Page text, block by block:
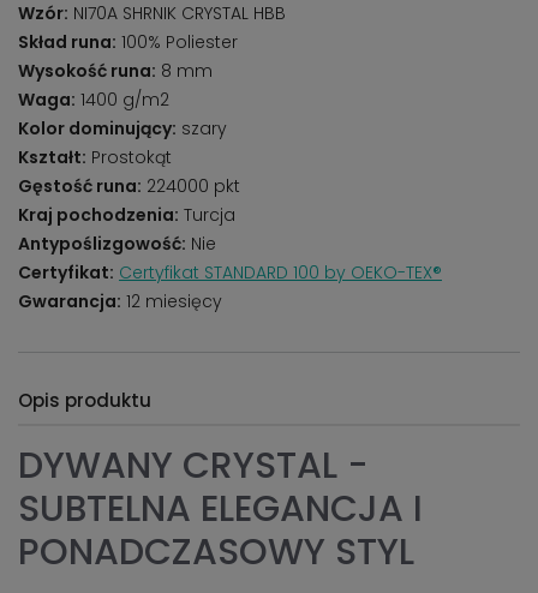
Wzór: NI70A SHRNIK CRYSTAL HBB
Skład runa: 100% Poliester
Wysokość runa: 8 mm
Waga: 1400 g/m2
Kolor dominujący: szary
Kształt: Prostokąt
Gęstość runa: 224000 pkt
Kraj pochodzenia: Turcja
Antypoślizgowość: Nie
Certyfikat: Certyfikat STANDARD 100 by OEKO-TEX®
Gwarancja: 12 miesięcy
Opis produktu
DYWANY CRYSTAL -
SUBTELNA ELEGANCJA I
PONADCZASOWY STYL